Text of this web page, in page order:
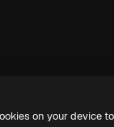
on your device